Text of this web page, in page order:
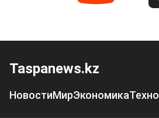
Taspanews.kz
НовостиМирЭкономикаТехно